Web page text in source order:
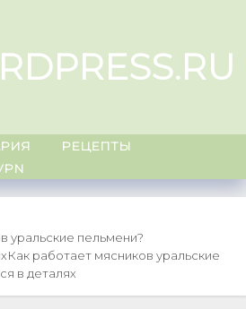
РЕЦЕПТЫ
уральские пельмени?
Как работает мясников уральские
в деталях